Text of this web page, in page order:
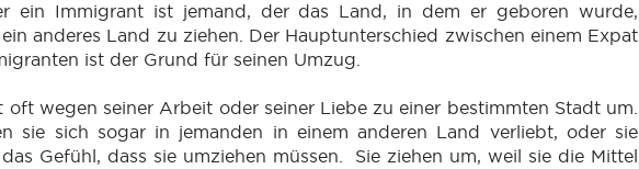
ein Immigrant ist jemand, der das Land, in dem er geboren wurde,
anderes Land zu ziehen. Der Hauptunterschied zwischen einem Expat
ist der Grund für seinen Umzug.
oft wegen seiner Arbeit oder seiner Liebe zu einer bestimmten Stadt um.
sie sich sogar in jemanden in einem anderen Land verliebt, oder sie
Gefühl, dass sie umziehen müssen. Sie ziehen um, weil sie die Mittel